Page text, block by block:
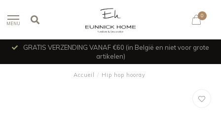
MENU
0
GRATIS VERZENDING VANAF €60 (in België en niet voor grote
artikelen)
Accueil / Hip hop hooray